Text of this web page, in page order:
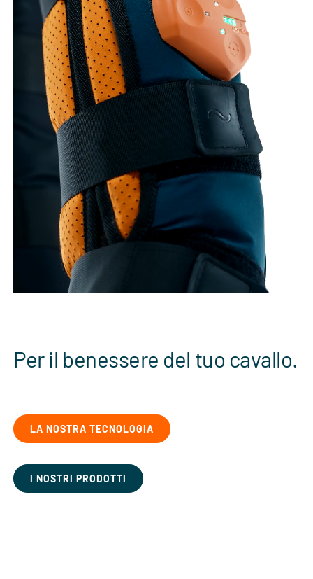
Azienda
Video
Contatti
Per il benessere del tuo cavallo.
LA NOSTRA TECNOLOGIA
I NOSTRI PRODOTTI